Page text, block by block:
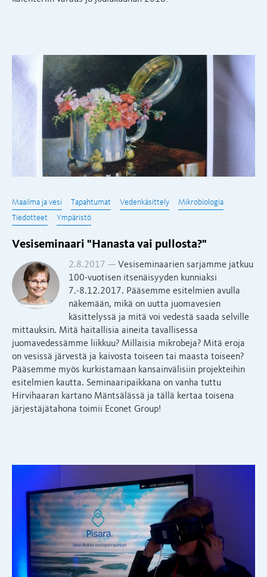
Maailma ja vesi Tapahtumat Vedenkäsittely
Mikrobiologia
Tiedotteet
Ympäristö
Vesiseminaari "Hanasta vai pullosta?"
2.8.2017 — Vesiseminaarien sarjamme jatkuu
100-vuotisen itsenäisyyden kunniaksi
7.-8.12.2017. Pääsemme esitelmien avulla
näkemään, mikä on uutta juomavesien
käsittelyssä ja mitä voi vedestä saada selville
mittauksin. Mitä haitallisia aineita tavallisessa
juomavedessämme liikkuu? Millaisia mikrobeja? Mitä eroja
on vesissä järvestä ja kaivosta toiseen tai maasta toiseen?
Pääsemme myös kurkistamaan kansainvälisiin projekteihin
esitelmien kautta. Seminaaripaikkana on vanha tuttu
Hirvihaaran kartano Mäntsälässä ja tällä kertaa toisena
järjestäjätahona toimii Econet Group!